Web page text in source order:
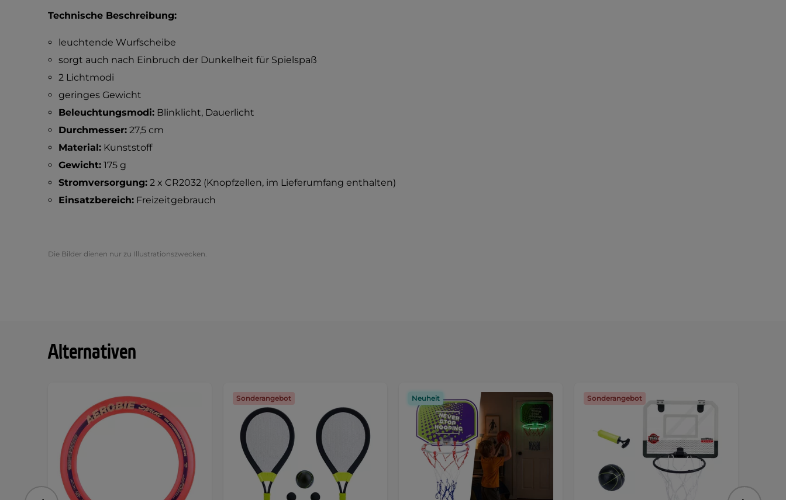
Technische Beschreibung:
leuchtende Wurfscheibe
sorgt auch nach Einbruch der Dunkelheit für Spielspaß
2 Lichtmodi
geringes Gewicht
Beleuchtungsmodi:Blinklicht, Dauerlicht
Durchmesser:27,5 cm
Material:Kunststoff
Gewicht:175 g
Stromversorgung:2 x CR2032 (Knopfzellen, im Lieferumfang enthalten)
Einsatzbereich:Freizeitgebrauch
Die Bilder dienen nur zu Illustrationszwecken.
Alternativen
Sonderangebot Neuheit Sonderangebot